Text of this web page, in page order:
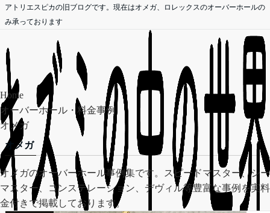
アトリエスピカの旧ブログです。現在はオメガ、ロレックスのオーバーホールの
み承っております
Home
オーバーホール・料金事例
オメガ
オメガ
オメガのオーバーホール事例集です。スピードマスター、シー
マスター、コンステレーション、デヴィル等豊富な事例を実料
金付きで掲載しております。